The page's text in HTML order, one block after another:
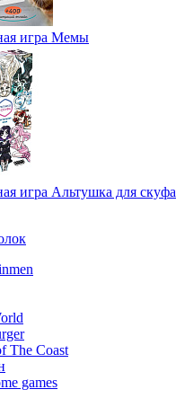
игра Мемы
игра Альтушка для скуфа
The Coast
games